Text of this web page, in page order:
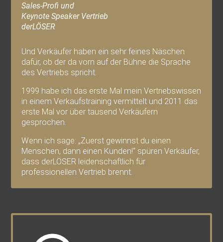
Und Verkäufer haben ein sehr feines Näschen
dafür, ob der da vorn auf der Bühne die Sprache
des Vertriebs spricht.
1999 habe ich das erste Mal mein Vertriebswissen
in einem Verkaufstraining vermittelt und 2011 das
erste Mal vor über tausend Verkäufern
gesprochen.
Wenn ich sage: „Zuerst gewinnst du einen
Menschen, dann einen Kunden!“ spüren Verkäufer,
dass derLÖSER leidenschaftlich für
professionellen Vertrieb brennt.
Sales-Profi und
Keynote Speaker Vertrieb
derLÖSER